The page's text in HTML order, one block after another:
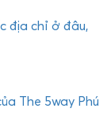
địa chỉ ở đâu,
The 5way Phú